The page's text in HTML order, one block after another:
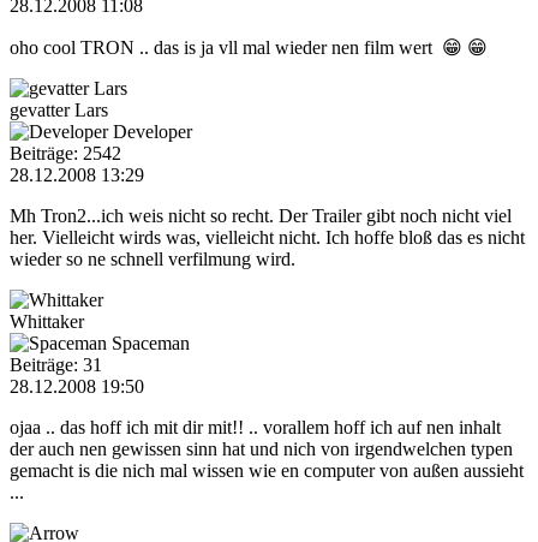
28.12.2008 11:08
oho cool TRON .. das is ja vll mal wieder nen film wert 😁 😁
gevatter Lars
Developer
Beiträge: 2542
28.12.2008 13:29
Mh Tron2...ich weis nicht so recht. Der Trailer gibt noch nicht viel
her. Vielleicht wirds was, vielleicht nicht. Ich hoffe bloß das es nicht
wieder so ne schnell verfilmung wird.
Whittaker
Spaceman
Beiträge: 31
28.12.2008 19:50
ojaa .. das hoff ich mit dir mit!! .. vorallem hoff ich auf nen inhalt
der auch nen gewissen sinn hat und nich von irgendwelchen typen
gemacht is die nich mal wissen wie en computer von außen aussieht
...